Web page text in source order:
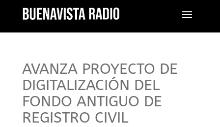
AVANZA PROYECTO DE
DIGITALIZACIÓN DEL
FONDO ANTIGUO DE
REGISTRO CIVIL